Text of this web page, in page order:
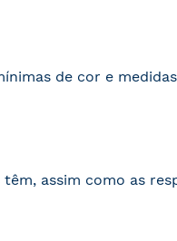
de cor e
assim como as